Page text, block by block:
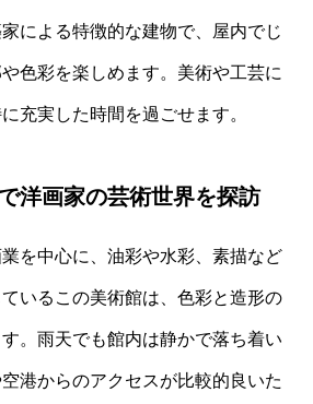
による特徴的な建物で、屋内でじ
色彩を楽しめます。美術や工芸に
充実した時間を過ごせます。
洋画家の芸術世界を探訪
を中心に、油彩や水彩、素描など
いるこの美術館は、色彩と造形の
。雨天でも館内は静かで落ち着い
港からのアクセスが比較的良いた